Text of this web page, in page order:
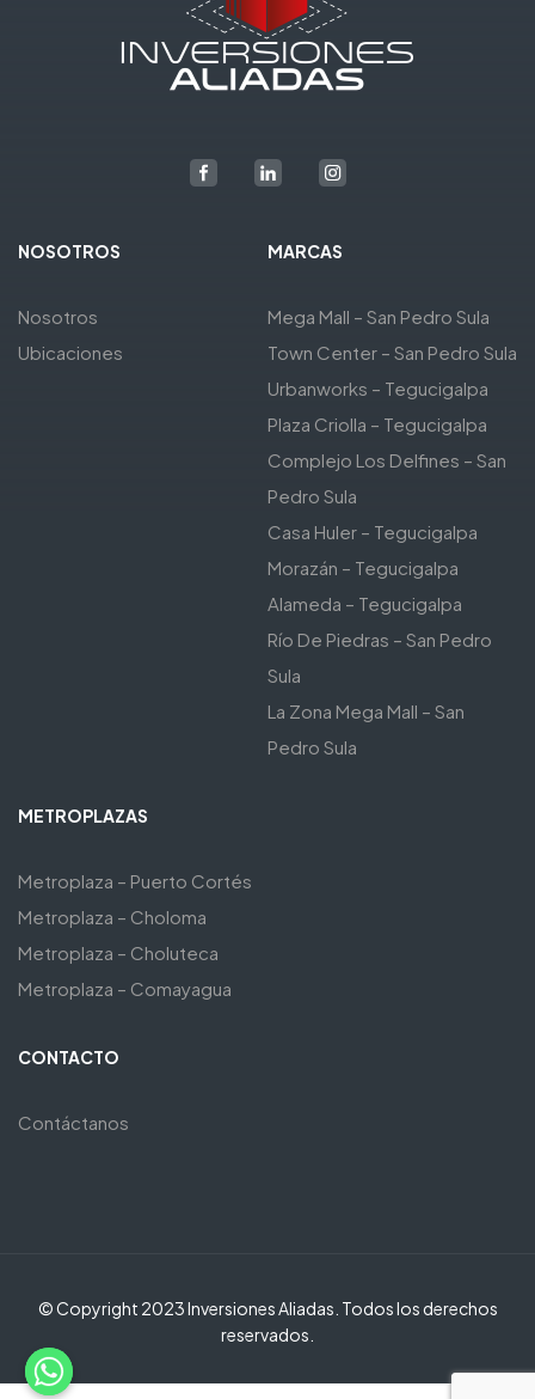
NOSOTROS
Nosotros
Ubicaciones
MARCAS
Mega Mall – San Pedro Sula
Town Center – San Pedro Sula
Urbanworks – Tegucigalpa
Plaza Criolla – Tegucigalpa
Complejo Los Delfines – San
Pedro Sula
Casa Huler – Tegucigalpa
Morazán – Tegucigalpa
Alameda – Tegucigalpa
Río De Piedras – San Pedro
Sula
La Zona Mega Mall – San
Pedro Sula
METROPLAZAS
Metroplaza – Puerto Cortés
Metroplaza – Choloma
Metroplaza – Choluteca
Metroplaza – Comayagua
CONTACTO
Contáctanos
© Copyright 2023 Inversiones Aliadas. Todos los derechos
reservados.